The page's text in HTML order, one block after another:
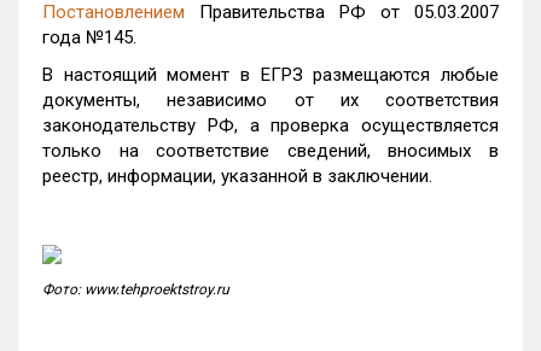
Постановлением Правительства РФ от 05.03.2007
года №145.
В настоящий момент в ЕГРЗ размещаются любые
документы, независимо от их соответствия
законодательству РФ, а проверка осуществляется
только на соответствие сведений, вносимых в
реестр, информации, указанной в заключении.
Фото: www.tehproektstroy.ru